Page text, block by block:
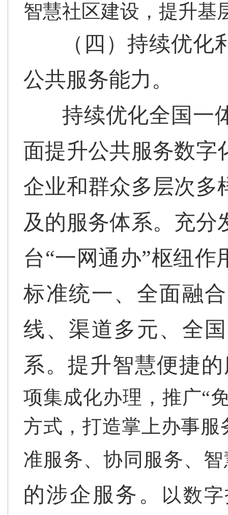
智慧社区建设，提升基
（四）持续优
公共服务能力。
持续优化全国一
面提升公共服务数字
企业和群众多层次多
及的服务体系。 充分
台“一网通办”枢纽
标准统一、全面融
线、渠道多元、全
系。提升智慧便捷
项集成化办理，推广“
方式，打造掌上办事
准服务、协同服务、
的涉企服务。
以数